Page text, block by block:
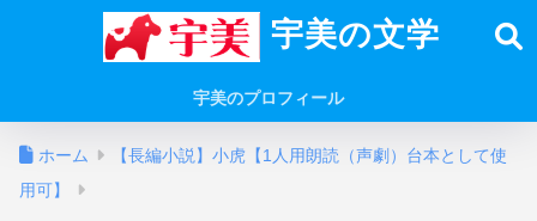
宇美の文学
宇美のプロフィール
ホーム
【長編小説】小虎【1人用朗読（声劇）台本として使
用可】